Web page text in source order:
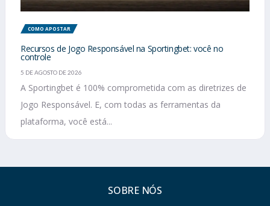
COMO APOSTAR
Recursos de Jogo Responsável na Sportingbet: você no
controle
5 DE AGOSTO DE 2026
A Sportingbet é 100% comprometida com as diretrizes de
Jogo Responsável. E, com todas as ferramentas da
plataforma, você está...
SOBRE NÓS